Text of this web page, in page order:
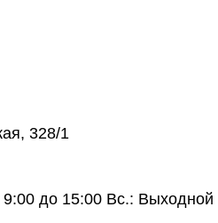
328/1
до 15:00 Вс.: Выходной